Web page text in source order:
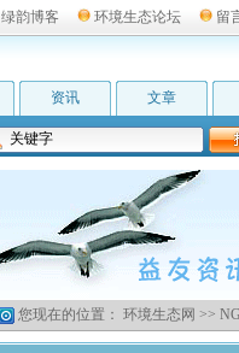
绿韵博客 环境生态论坛 留
资讯 文章
您现在的位置： 环境生态网 >>